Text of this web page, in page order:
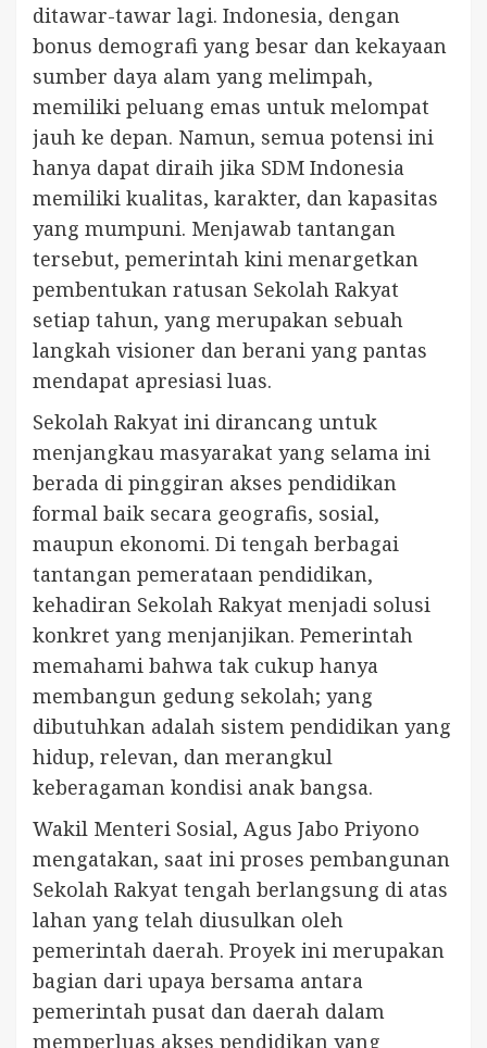
ditawar-tawar lagi. Indonesia, dengan
bonus demografi yang besar dan kekayaan
sumber daya alam yang melimpah,
memiliki peluang emas untuk melompat
jauh ke depan. Namun, semua potensi ini
hanya dapat diraih jika SDM Indonesia
memiliki kualitas, karakter, dan kapasitas
yang mumpuni. Menjawab tantangan
tersebut, pemerintah kini menargetkan
pembentukan ratusan Sekolah Rakyat
setiap tahun, yang merupakan sebuah
langkah visioner dan berani yang pantas
mendapat apresiasi luas.
Sekolah Rakyat ini dirancang untuk
menjangkau masyarakat yang selama ini
berada di pinggiran akses pendidikan
formal baik secara geografis, sosial,
maupun ekonomi. Di tengah berbagai
tantangan pemerataan pendidikan,
kehadiran Sekolah Rakyat menjadi solusi
konkret yang menjanjikan. Pemerintah
memahami bahwa tak cukup hanya
membangun gedung sekolah; yang
dibutuhkan adalah sistem pendidikan yang
hidup, relevan, dan merangkul
keberagaman kondisi anak bangsa.
Wakil Menteri Sosial, Agus Jabo Priyono
mengatakan, saat ini proses pembangunan
Sekolah Rakyat tengah berlangsung di atas
lahan yang telah diusulkan oleh
pemerintah daerah. Proyek ini merupakan
bagian dari upaya bersama antara
pemerintah pusat dan daerah dalam
memperluas akses pendidikan yang